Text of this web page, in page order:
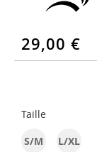
29,00 €
Taille
S/M
L/XL